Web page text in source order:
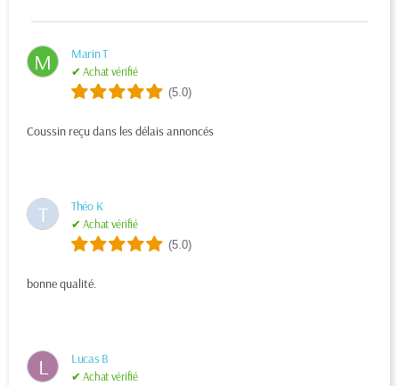
M Marin T
✔ Achat vérifié
(5.0)
Coussin reçu dans les délais annoncés
T Théo K
✔ Achat vérifié
(5.0)
bonne qualité.
L Lucas B
✔ Achat vérifié